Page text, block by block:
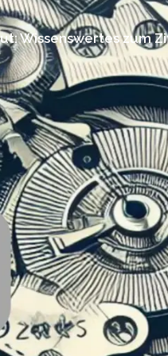
Wissenswertes zum